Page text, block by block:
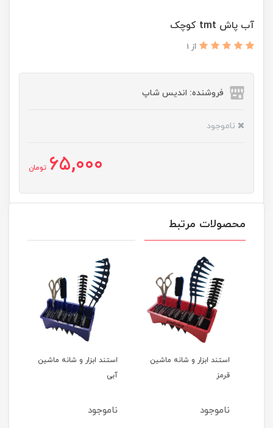
آب پاش tmt کوچک
از 1
فروشنده: اندیس شاپ
ناموجود
65,000 تومان
محصولات مرتبط
استند ابزار و شانه ماشین
قرمز
ناموجود
استند ابزار و شانه ماشین
آبی
ناموجود